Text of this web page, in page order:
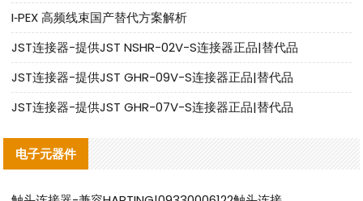
I‑PEX 高频线束国产替代方案解析
JST连接器-提供JST NSHR-02V-S连接器正品|替代品
JST连接器-提供JST GHR-09V-S连接器正品|替代品
JST连接器-提供JST GHR-07V-S连接器正品|替代品
电子元器件